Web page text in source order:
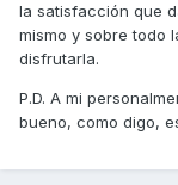
la satisfacción que
mismo y sobre todo
disfrutarla.
P.D. A mi
bueno, como digo,